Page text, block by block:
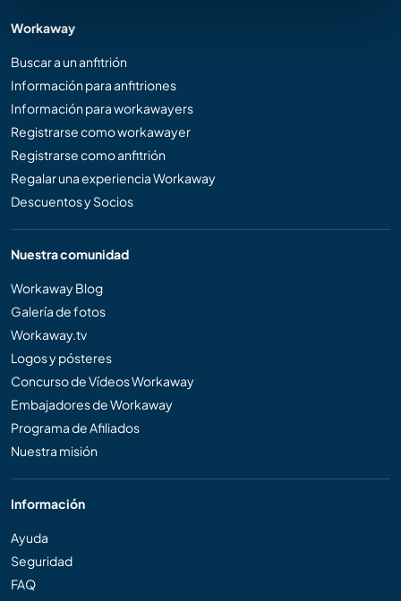
Workaway
Buscar a un anfitrión
Información para anfitriones
Información para workawayers
Registrarse como workawayer
Registrarse como anfitrión
Regalar una experiencia Workaway
Descuentos y Socios
Nuestra comunidad
Workaway Blog
Galería de fotos
Workaway.tv
Logos y pósteres
Concurso de Vídeos Workaway
Embajadores de Workaway
Programa de Afiliados
Nuestra misión
Información
Ayuda
Seguridad
FAQ